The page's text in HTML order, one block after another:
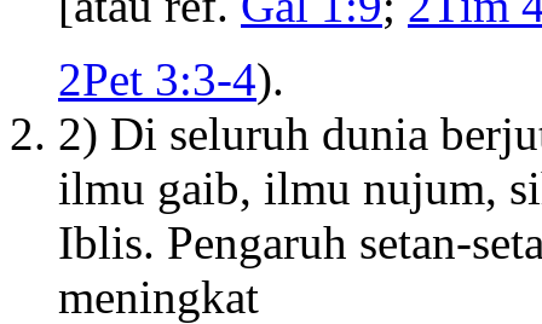
2Pet 3:3-4).
2) Di seluruh dunia
ilmu gaib, ilmu nujum,
Iblis. Pengaruh setan-
meningkat